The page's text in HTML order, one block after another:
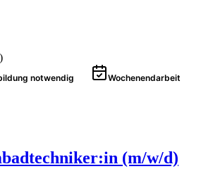
notwendig Wochenendarbeit
(m/w/d)